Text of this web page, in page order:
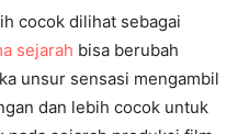
cocok dilihat sebagai
sejarah bisa berubah
unsur sensasi mengambil
dan lebih cocok untuk